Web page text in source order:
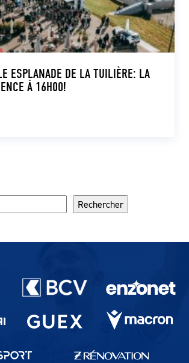
ESPLANADE DE LA TUILIÈRE: LA
À 16H00!
Rechercher
Sport